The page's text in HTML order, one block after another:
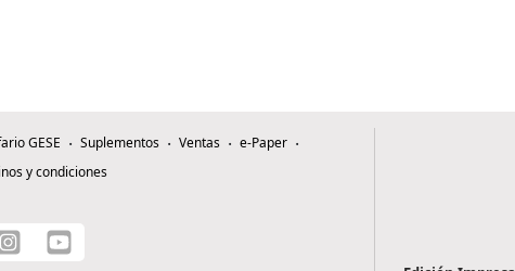
GESE Suplementos Ventas
e-Paper
y condiciones